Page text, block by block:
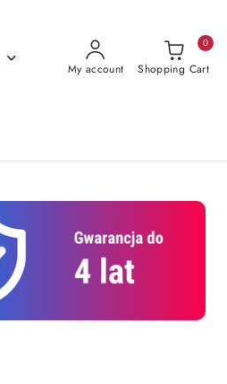
My account Shopping Cart
0